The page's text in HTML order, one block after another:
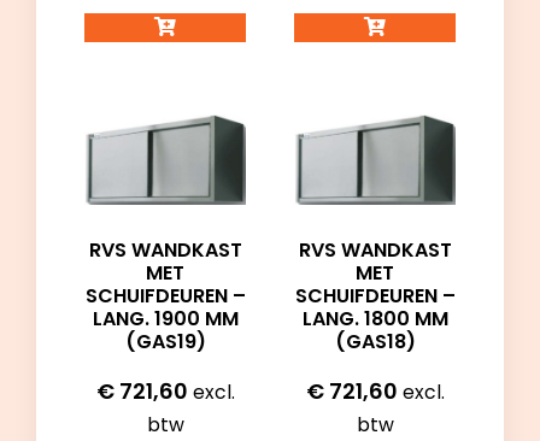
RVS WANDKAST
MET
SCHUIFDEUREN –
LANG. 1900 MM
(GAS19)
€721,60 excl.
btw
RVS WANDKAST
MET
SCHUIFDEUREN –
LANG. 1800 MM
(GAS18)
€721,60 excl.
btw